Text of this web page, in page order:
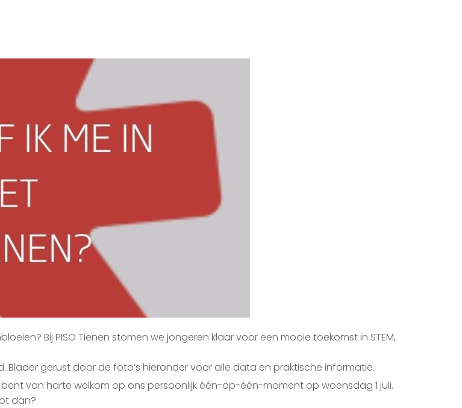
Bij PISO Tienen stomen we jongeren klaar voor een mooie toekomst in STEM,
Blader gerust door de foto’s hieronder voor alle data en praktische informatie.
van harte welkom op ons persoonlijk één-op-één-moment op woensdag 1 juli.
dan?